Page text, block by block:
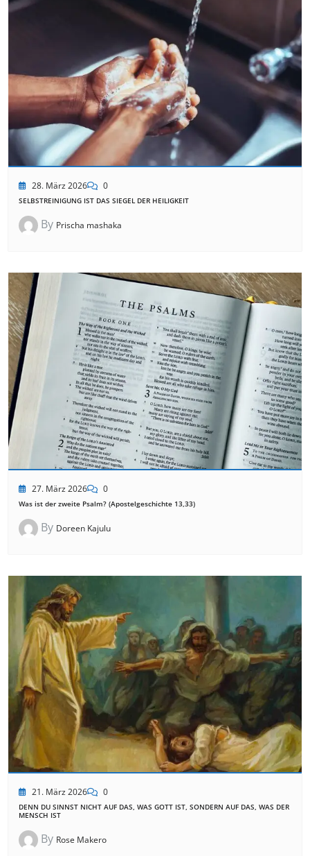
28. März 2026 0
SELBSTREINIGUNG IST DAS SIEGEL DER HEILIGKEIT
By Prischa mashaka
27. März 2026 0
Was ist der zweite Psalm? (Apostelgeschichte 13,33)
By Doreen Kajulu
21. März 2026 0
DENN DU SINNST NICHT AUF DAS, WAS GOTT IST, SONDERN AUF DAS, WAS DER
MENSCH IST
By Rose Makero